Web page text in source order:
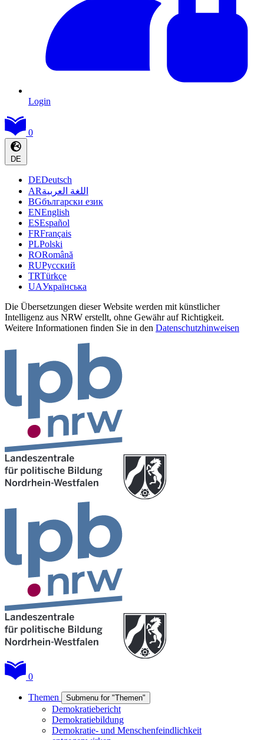
Login
0
DE
DEDeutsch
ARاللغة العربية
BGбългарски език
ENEnglish
ESEspañol
FRFrançais
PLPolski
RORomână
RUРусский
TRTürkçe
UAУкраїнська
Die Übersetzungen dieser Website werden mit künstlicher
Intelligenz aus NRW erstellt, ohne Gewähr auf Richtigkeit.
Weitere Informationen finden Sie in den Datenschutzhinweisen
0
Themen Submenu for "Themen"
Demokratiebericht
Demokratiebildung
Demokratie- und Menschenfeindlichkeit